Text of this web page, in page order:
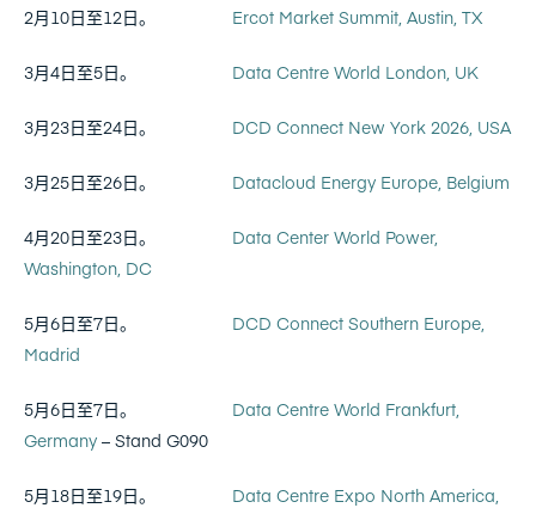
2月10日至12日。 Ercot Market Summit, Austin, TX
3月4日至5日。 Data Centre World London, UK
3月23日至24日。 DCD Connect New York 2026, USA
3月25日至26日。 Datacloud Energy Europe, Belgium
4月20日至23日。 Data Center World Power,
Washington, DC
5月6日至7日。 DCD Connect Southern Europe,
Madrid
5月6日至7日。 Data Centre World Frankfurt,
Germany – Stand G090
5月18日至19日。 Data Centre Expo North America,